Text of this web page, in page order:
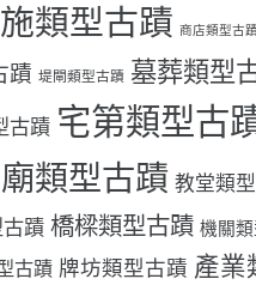
類型古蹟 商店類型古
蹟 堤閘類型古蹟 墓葬類型
古蹟 宅第類型古
類型古蹟 教堂類
蹟 橋樑類型古蹟 機關
古蹟 牌坊類型古蹟 產業